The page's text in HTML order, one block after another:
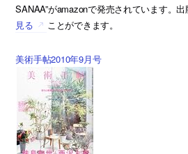
SANAA”がamazonで発売されています。
見る
ことができます。
美術手帖2010年9月号